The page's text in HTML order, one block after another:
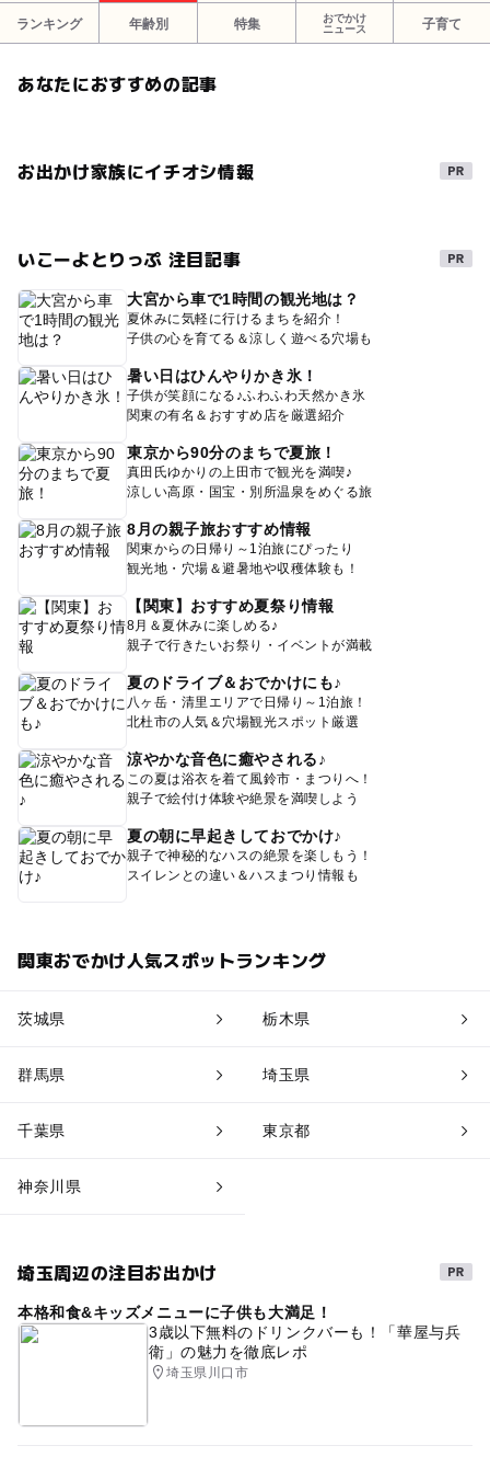
ランキング 年齢別 特集
おでかけ
ニュース
子育て
あなたにおすすめの記事
お出かけ家族にイチオシ情報
いこーよとりっぷ 注目記事
大宮から車で1時間の観光地は？
夏休みに気軽に行けるまちを紹介！
子供の心を育てる＆涼しく遊べる穴場も
暑い日はひんやりかき氷！
子供が笑顔になる♪ふわふわ天然かき氷
関東の有名＆おすすめ店を厳選紹介
東京から90分のまちで夏旅！
真田氏ゆかりの上田市で観光を満喫♪
涼しい高原・国宝・別所温泉をめぐる旅
8月の親子旅おすすめ情報
関東からの日帰り～1泊旅にぴったり
観光地・穴場＆避暑地や収穫体験も！
【関東】おすすめ夏祭り情報
8月＆夏休みに楽しめる♪
親子で行きたいお祭り・イベントが満載
夏のドライブ＆おでかけにも♪
八ヶ岳・清里エリアで日帰り～1泊旅！
北杜市の人気＆穴場観光スポット厳選
涼やかな音色に癒やされる♪
この夏は浴衣を着て風鈴市・まつりへ！
親子で絵付け体験や絶景を満喫しよう
夏の朝に早起きしておでかけ♪
親子で神秘的なハスの絶景を楽しもう！
スイレンとの違い＆ハスまつり情報も
関東おでかけ人気スポットランキング
茨城県 栃木県
群馬県 埼玉県
千葉県 東京都
神奈川県
埼玉周辺の注目お出かけ
本格和食&キッズメニューに子供も大満足！
3歳以下無料のドリンクバーも！「華屋与兵
衛」の魅力を徹底レポ
埼玉県川口市